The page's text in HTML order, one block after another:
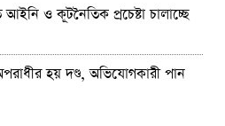
ও কূটনৈতিক প্রচেষ্টা চালাচ্ছে
হয় দণ্ড, অভিযোগকারী পান